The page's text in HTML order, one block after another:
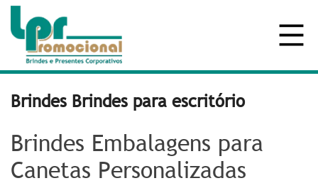
Brindes Brindes para escritório
Brindes Embalagens para
Canetas Personalizadas